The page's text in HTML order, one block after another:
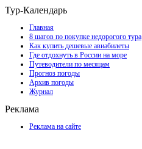
Тур-Календарь
Главная
8 шагов по покупке недорогого тура
Как купить дешевые авиабилеты
Где отдохнуть в России на море
Путеводители по месяцам
Прогноз погоды
Архив погоды
Журнал
Реклама
Реклама на сайте